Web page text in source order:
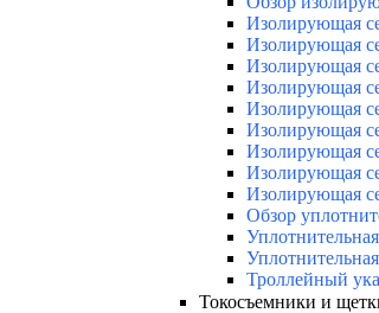
Изолирующая
Изолирующая
Изолирующая
Изолирующая
Изолирующая
Изолирующая
Изолирующая
Изолирующая
Изолирующая
Обзор
Троллейный
Токосъемники и